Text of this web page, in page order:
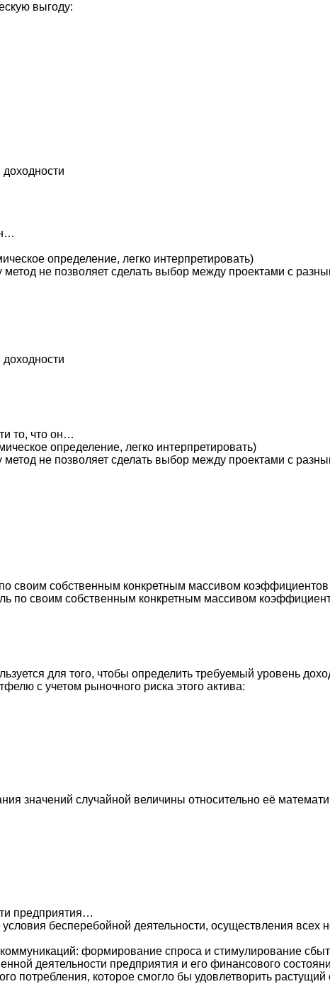
выгоду:
доходности
определение, легко интерпретировать)
не позволяет сделать выбор между проектами с
доходности
то, что он…
определение, легко интерпретировать)
не позволяет сделать выбор между проектами с
своим собственным конкретным массивом
по своим собственным конкретным массивом
для того, чтобы определить требуемый уровень
с учетом рыночного риска этого актива:
значений случайной величины относительно её
предприятия…
условия бесперебойной деятельности, осуществления
формирование спроса и стимулирование
деятельности предприятия и его финансового
потребления, которое смогло бы удовлетворить растущий